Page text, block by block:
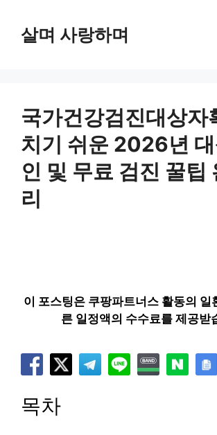
살며 사랑하며
국가건강검진대상자
치기 쉬운 2026년
인 및 무료 검진 꿀팁
리
이 포스팅은 쿠팡파트너스 활동의 일
른 일정액의 수수료를 제공받
목차